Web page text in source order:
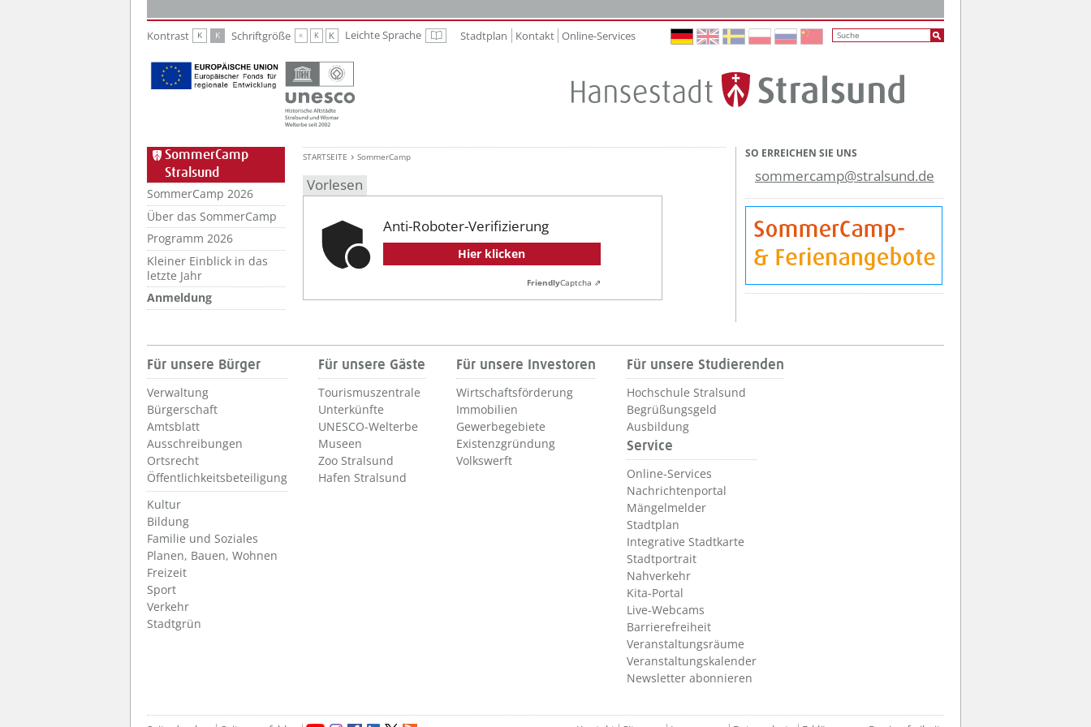
Kontrast K K Schriftgröße K K K Leichte Sprache Leichte Sprache
Stadtplan Kontakt Online-Services
SommerCamp
Stralsund
SommerCamp 2026
Über das SommerCamp
Programm 2026
Kleiner Einblick in das
letzte Jahr
Anmeldung
STARTSEITE SommerCamp
Vorlesen
Anti-Roboter-Verifizierung
Hier klicken
FriendlyCaptcha ⇗
SO ERREICHEN SIE UNS
sommercamp@stralsund.de
Für unsere Bürger
Verwaltung
Bürgerschaft
Amtsblatt
Ausschreibungen
Ortsrecht
Öffentlichkeitsbeteiligung
Kultur
Bildung
Familie und Soziales
Planen, Bauen, Wohnen
Freizeit
Sport
Verkehr
Stadtgrün
Für unsere Gäste
Tourismuszentrale
Unterkünfte
UNESCO-Welterbe
Museen
Zoo Stralsund
Hafen Stralsund
Für unsere Investoren
Wirtschaftsförderung
Immobilien
Gewerbegebiete
Existenzgründung
Volkswerft
Für unsere Studierenden
Hochschule Stralsund
Begrüßungsgeld
Ausbildung
Service
Online-Services
Nachrichtenportal
Mängelmelder
Stadtplan
Integrative Stadtkarte
Stadtportrait
Nahverkehr
Kita-Portal
Live-Webcams
Barrierefreiheit
Veranstaltungsräume
Veranstaltungskalender
Newsletter abonnieren